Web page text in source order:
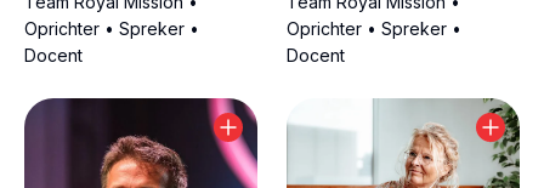
Oprichter • Spreker •
Docent
Oprichter • Spreker •
Docent